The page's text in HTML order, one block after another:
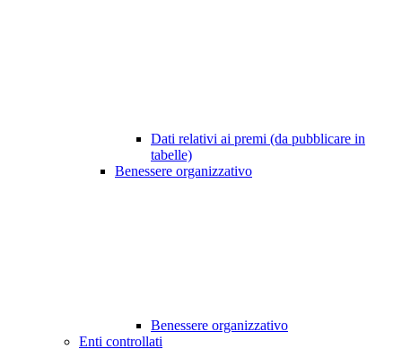
Dati relativi ai premi (da pubblicare in
tabelle)
Benessere organizzativo
Benessere organizzativo
Enti controllati